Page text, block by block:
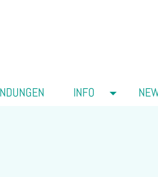
INFO